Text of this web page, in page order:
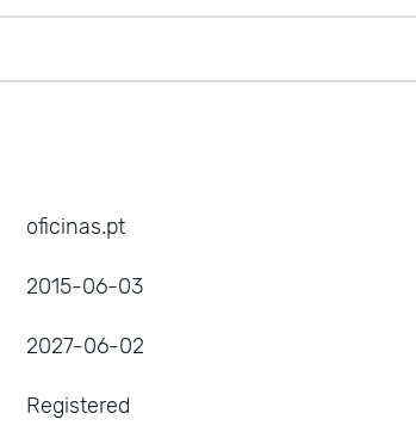
oficinas.pt
2015-06-03
2027-06-02
Registered